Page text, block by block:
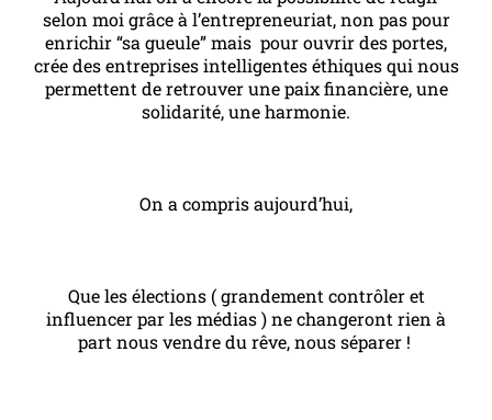
selon moi grâce à l’entrepreneuriat, non pas pour
enrichir “sa gueule” mais pour ouvrir des portes,
crée des entreprises intelligentes éthiques qui nous
permettent de retrouver une paix financière, une
solidarité, une harmonie.
On a compris aujourd’hui,
Que les élections ( grandement contrôler et
influencer par les médias ) ne changeront rien à
part nous vendre du rêve, nous séparer !